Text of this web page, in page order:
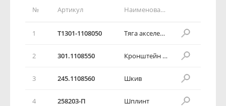
№ Артикул Наименование детали
1 T1301-1108050 Тяга акселератора в сборе
2 301.1108550 Кронштейн в сборе
3 245.1108560 Шкив
4 258203-П Шплинт